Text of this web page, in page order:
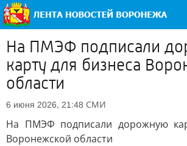
На ПМЭФ подписали
карту для бизнеса
области
6 июня 2026, 21:48 СМИ
На ПМЭФ подписали дорожную
Воронежской области